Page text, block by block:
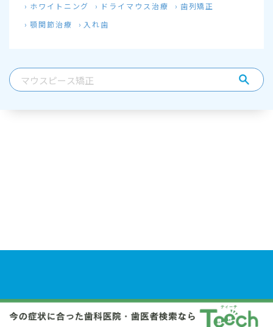
ホワイトニング
ドライマウス治療
歯列矯正
顎関節治療
入れ歯